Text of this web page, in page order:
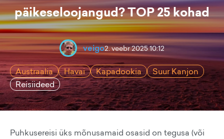
päikeseloojangud? TOP 25 kohad
veigo2. veebr 2025 10:12
Austraalia Havai Kapadookia
Suur Kanjon
Reisiideed
Puhkusereisi üks mõnusamaid osasid on tegusa (või